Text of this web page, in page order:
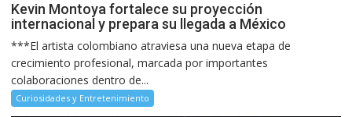
Kevin Montoya fortalece su proyección
internacional y prepara su llegada a México
***El artista colombiano atraviesa una nueva etapa de
crecimiento profesional, marcada por importantes
colaboraciones dentro de...
Curiosidades y Entretenimiento